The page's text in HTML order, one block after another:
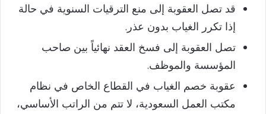
قد تصل العقوبة إلى منع الترقيات السنوية في حالة
إذا تكرر الغياب بدون عذر.
تصل العقوبة إلى فسخ العقد نهائياً بين صاحب
المؤسسة والموظف.
عقوبة خصم الغياب في القطاع الخاص في نظام
مكتب العمل السعودية، لا تتم من الراتب الأساسي،